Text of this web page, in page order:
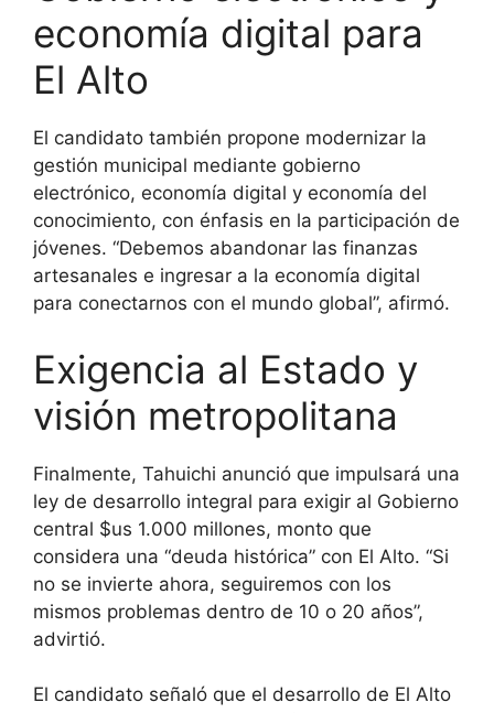
economía digital para
El Alto
El candidato también propone modernizar la
gestión municipal mediante gobierno
electrónico, economía digital y economía del
conocimiento, con énfasis en la participación de
jóvenes. “Debemos abandonar las finanzas
artesanales e ingresar a la economía digital
para conectarnos con el mundo global”, afirmó.
Exigencia al Estado y
visión metropolitana
Finalmente, Tahuichi anunció que impulsará una
ley de desarrollo integral para exigir al Gobierno
central $us 1.000 millones, monto que
considera una “deuda histórica” con El Alto. “Si
no se invierte ahora, seguiremos con los
mismos problemas dentro de 10 o 20 años”,
advirtió.
El candidato señaló que el desarrollo de El Alto